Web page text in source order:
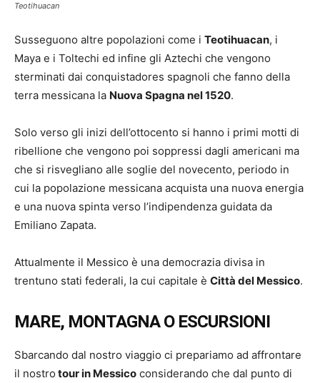
Teotihuacan
Susseguono altre popolazioni come i Teotihuacan, i
Maya e i Toltechi ed infine gli Aztechi che vengono
sterminati dai conquistadores spagnoli che fanno della
terra messicana la Nuova Spagna nel 1520.
Solo verso gli inizi dell’ottocento si hanno i primi motti di
ribellione che vengono poi soppressi dagli americani ma
che si risvegliano alle soglie del novecento, periodo in
cui la popolazione messicana acquista una nuova energia
e una nuova spinta verso l’indipendenza guidata da
Emiliano Zapata.
Attualmente il Messico è una democrazia divisa in
trentuno stati federali, la cui capitale è Città del Messico.
MARE, MONTAGNA O ESCURSIONI
Sbarcando dal nostro viaggio ci prepariamo ad affrontare
il nostro tour in Messico considerando che dal punto di